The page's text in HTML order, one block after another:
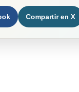
Compartir en X